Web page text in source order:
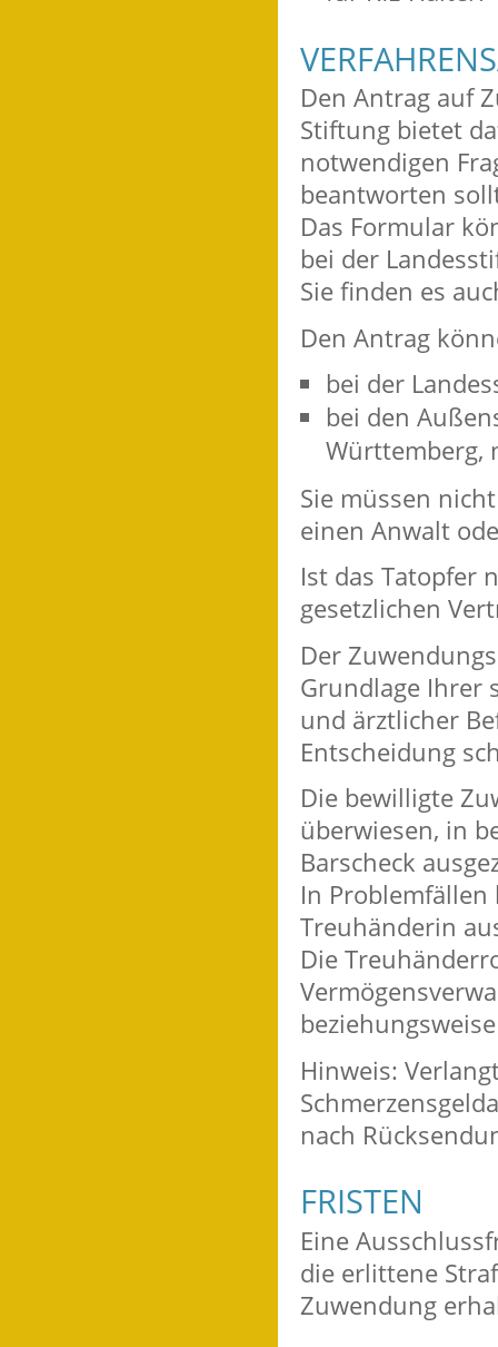
Den Antrag auf
Stiftung bietet
notwendigen
beantworten
Das Formular
bei der Landess
Sie finden es
Den Antrag
bei der
bei den
Württemberg,
Sie müssen
einen Anwalt
Ist das Tatopfer n
gesetzlichen
Der
Grundlage Ihrer
und ärztlicher
Entscheidung
Die bewilligte
überwiesen, in
Barscheck
In
Treuhänderin au
Die
Hinweis:
nach
FRISTEN
Eine
die erlittene
Zuwendung